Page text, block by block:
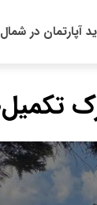
آپارتمان در شمال
نور